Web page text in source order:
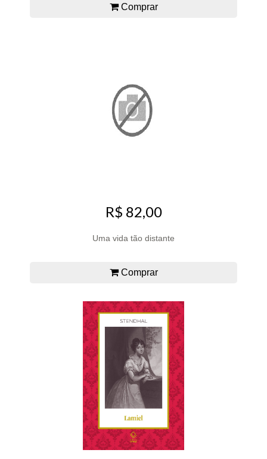
Comprar
R$ 82,00
Uma vida tão distante
Comprar